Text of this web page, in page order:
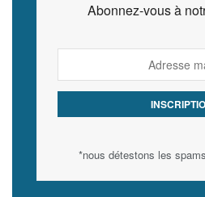
Abonnez-vous à
*nous détestons les